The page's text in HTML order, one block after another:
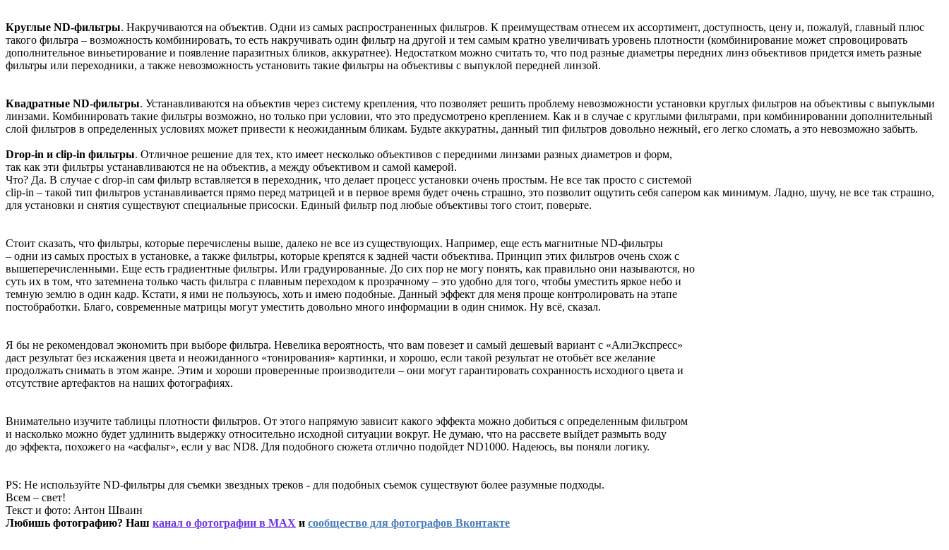
Круглые ND-фильтры. Накручиваются на объектив. Одни из самых распространенных фильтров. К преимуществам отнесем их ассортимент, доступность, цену и, пожалуй, главный плюс
такого фильтра – возможность комбинировать, то есть накручивать один фильтр на другой и тем самым кратно увеличивать уровень плотности (комбинирование может спровоцировать
дополнительное виньетирование и появление паразитных бликов, аккуратнее). Недостатком можно считать то, что под разные диаметры передних линз объективов придется иметь разные
фильтры или переходники, а также невозможность установить такие фильтры на объективы с выпуклой передней линзой.
Квадратные ND-фильтры. Устанавливаются на объектив через систему крепления, что позволяет решить проблему невозможности установки круглых фильтров на объективы с выпуклыми
линзами. Комбинировать такие фильтры возможно, но только при условии, что это предусмотрено креплением. Как и в случае с круглыми фильтрами, при комбинировании дополнительный
слой фильтров в определенных условиях может привести к неожиданным бликам. Будьте аккуратны, данный тип фильтров довольно нежный, его легко сломать, а это невозможно забыть.
Drop-in и clip-in фильтры. Отличное решение для тех, кто имеет несколько объективов с передними линзами разных диаметров и форм,
так как эти фильтры устанавливаются не на объектив, а между объективом и самой камерой.
Что? Да. В случае с drop-in сам фильтр вставляется в переходник, что делает процесс установки очень простым. Не все так просто с системой
clip-in – такой тип фильтров устанавливается прямо перед матрицей и в первое время будет очень страшно, это позволит ощутить себя сапером как минимум. Ладно, шучу, не все так страшно,
для установки и снятия существуют специальные присоски. Единый фильтр под любые объективы того стоит, поверьте.
Стоит сказать, что фильтры, которые перечислены выше, далеко не все из существующих. Например, еще есть магнитные ND-фильтры
– одни из самых простых в установке, а также фильтры, которые крепятся к задней части объектива. Принцип этих фильтров очень схож с
вышеперечисленными. Еще есть градиентные фильтры. Или градуированные. До сих пор не могу понять, как правильно они называются, но
суть их в том, что затемнена только часть фильтра с плавным переходом к прозрачному – это удобно для того, чтобы уместить яркое небо и
темную землю в один кадр. Кстати, я ими не пользуюсь, хоть и имею подобные. Данный эффект для меня проще контролировать на этапе
постобработки. Благо, современные матрицы могут уместить довольно много информации в один снимок. Ну всё, сказал.
Я бы не рекомендовал экономить при выборе фильтра. Невелика вероятность, что вам повезет и самый дешевый вариант с «АлиЭкспресс»
даст результат без искажения цвета и неожиданного «тонирования» картинки, и хорошо, если такой результат не отобьёт все желание
продолжать снимать в этом жанре. Этим и хороши проверенные производители – они могут гарантировать сохранность исходного цвета и
отсутствие артефактов на наших фотографиях.
Внимательно изучите таблицы плотности фильтров. От этого напрямую зависит какого эффекта можно добиться с определенным фильтром
и насколько можно будет удлинить выдержку относительно исходной ситуации вокруг. Не думаю, что на рассвете выйдет размыть воду
до эффекта, похожего на «асфальт», если у вас ND8. Для подобного сюжета отлично подойдет ND1000. Надеюсь, вы поняли логику.
PS: Не используйте ND-фильтры для съемки звездных треков - для подобных съемок существуют более разумные подходы.
Всем – свет!
Текст и фото: Антон Шваин
Любишь фотографию? Наш канал о фотографии в MAX и сообщество для фотографов Вконтакте